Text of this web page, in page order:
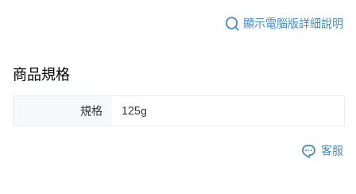
顯示電腦版詳細說明
商品規格
規格 125g
客服